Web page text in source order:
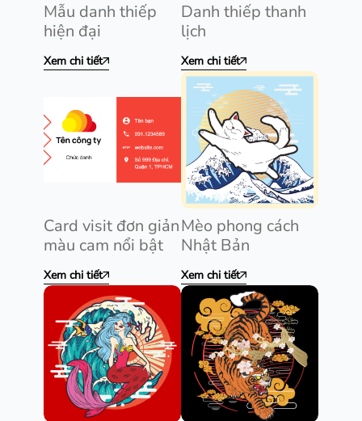
Mẫu danh thiếp
hiện đại
Xem chi tiết
Danh thiếp thanh
lịch
Xem chi tiết
Card visit đơn giản
màu cam nổi bật
Xem chi tiết
Mèo phong cách
Nhật Bản
Xem chi tiết